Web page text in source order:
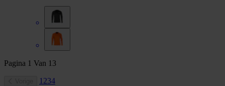
Pagina 1 Van 13
1 234